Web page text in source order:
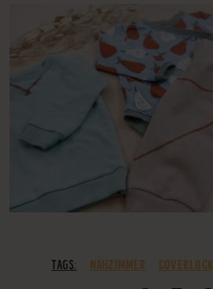
TAGS: NÄHZIMMER COVERLOCK